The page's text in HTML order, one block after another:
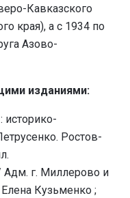
Кавказского
края), а с 1934 по
Азово-
изданиями:
историко-
Ростов-
Адм. г. Миллерово и
Кузьменко ;